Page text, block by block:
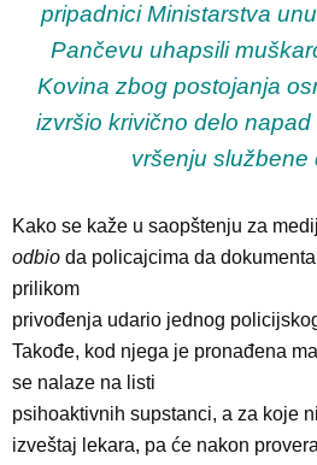
pripadnici Ministarstva
Pančevu uhapsili
Kovina zbog postojanja
izvršio krivično delo
vršenju službene
Kako se kaže u saopštenju za
odbio da policajcima da
prilikom
privođenja udario jednog
Takođe, kod njega je pronađena
se nalaze na listi
psihoaktivnih supstanci, a za koje
izveštaj lekara, pa će nakon